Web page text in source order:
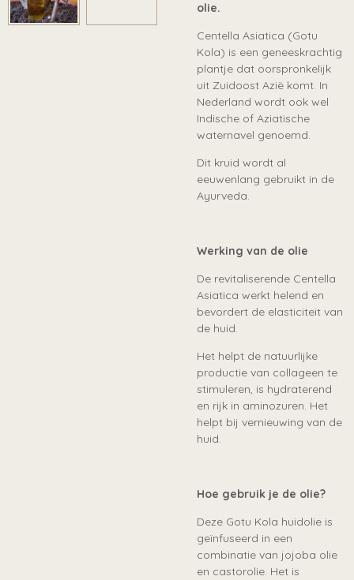
olie.
Centella Asiatica (Gotu
Kola) is een geneeskrachtig
plantje dat oorspronkelijk
uit Zuidoost Azië komt. In
Nederland wordt ook wel
Indische of Aziatische
waternavel genoemd.
Dit kruid wordt al
eeuwenlang gebruikt in de
Ayurveda.
Werking van de olie
De revitaliserende Centella
Asiatica werkt helend en
bevordert de elasticiteit van
de huid.
Het helpt de natuurlijke
productie van collageen te
stimuleren, is hydraterend
en rijk in aminozuren. Het
helpt bij vernieuwing van de
huid.
Hoe gebruik je de olie?
Deze Gotu Kola huidolie is
geïnfuseerd in een
combinatie van jojoba olie
en castorolie. Het is